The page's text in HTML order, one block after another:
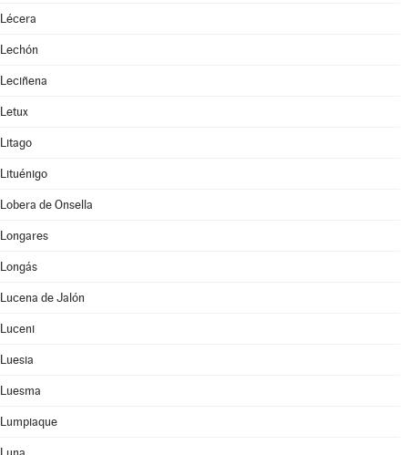
Lécera
Lechón
Leciñena
Letux
Litago
Lituénigo
Lobera de Onsella
Longares
Longás
Lucena de Jalón
Luceni
Luesia
Luesma
Lumpiaque